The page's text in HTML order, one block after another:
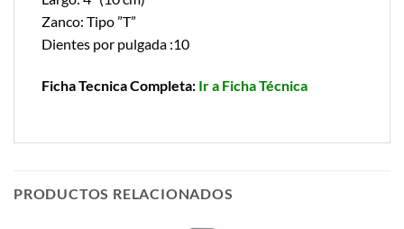
Zanco: Tipo ”T”
Dientes por pulgada :10
Ficha Tecnica Completa: Ir a Ficha Técnica
PRODUCTOS RELACIONADOS